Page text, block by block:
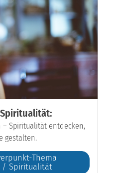
– Spiritualität entdecken,
gestalten.
Thema
/ Spiritualität